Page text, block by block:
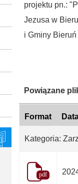
projektu pn.:
Jezusa w
i Gminy Bieruń
Kategoria:
Powiązane
Format
Kategoria:
pdf